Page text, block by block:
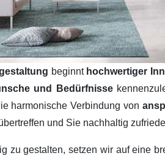
beginnt hochwertiger
und Bedürfnisse
harmonische Verbindung von
und Sie nachhaltig
zu gestalten, setzen wir auf eine